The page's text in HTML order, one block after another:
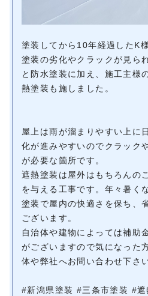
塗装してから10年経過したK
塗装の劣化やクラックが見ら
と防水塗装に加え、施工主様
熱塗装も施しました。
屋上は雨が溜まりやすい上に
化が進みやすいのでクラック
が必要な箇所です。
遮熱塗装は屋外はもちろんの
を与える工事です。年々暑く
塗装で屋内の快適さを保ち、
ございます。
自治体や建物によっては補助
がございますので気になった
体や弊社へお問い合わせ下さい
#新潟県塗装 #三条市塗装 #